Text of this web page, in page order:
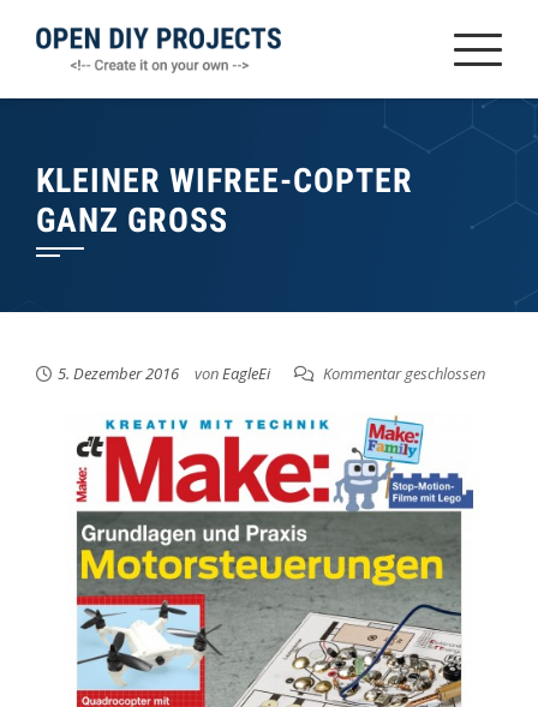
Inhalt
KLEINER WIFREE-COPTER
GANZ GROSS
5. Dezember 2016 vonEagleEi Kommentar geschlossen